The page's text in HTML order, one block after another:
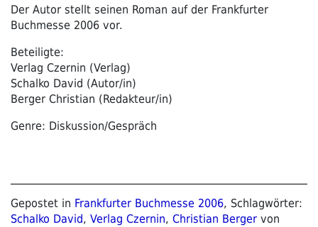
Der Autor stellt seinen Roman auf der Frankfurter
Buchmesse 2006 vor.
Beteiligte:
Verlag Czernin (Verlag)
Schalko David (Autor/in)
Berger Christian (Redakteur/in)
Genre: Diskussion/Gespräch
Gepostet in Frankfurter Buchmesse 2006, Schlagwörter:
Schalko David, Verlag Czernin, Christian Berger von